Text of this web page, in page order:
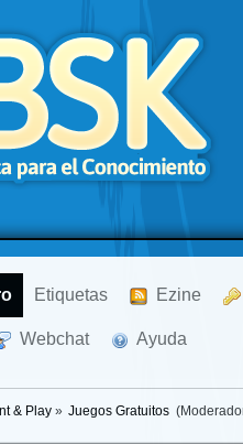
Etiquetas Ezine
Webchat Ayuda
& Play» Juegos Gratuitos